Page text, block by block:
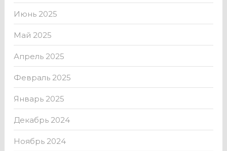
Июнь 2025
Май 2025
Апрель 2025
Февраль 2025
Январь 2025
Декабрь 2024
Ноябрь 2024